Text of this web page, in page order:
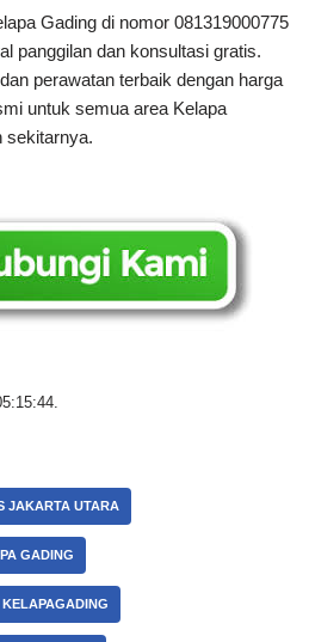
Gading di nomor 081319000775
panggilan dan konsultasi gratis.
perawatan terbaik dengan harga
untuk semua area Kelapa
sekitarnya.
JAKARTA UTARA
GADING